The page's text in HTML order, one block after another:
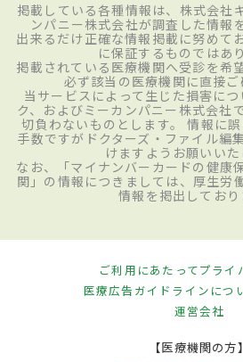
掲載している各種情報は、株式会社
ンパニー株式会社が調査した情報
出来るだけ正確な情報掲載に努めて
に保証するものではあ
掲載されている医療機関へ受診を希
必ず該当の医療機関に直接ご
当サービスによって生じた損害に
ク、およびミーカンパニー株式会社
切負わないものとします。 情報に
手数ですがドクターズ・ファイル編
けますようお願いいた
なお、「マイナンバーカードの健康
関」の情報につきましては、厚生労
情報を掲出しており
ご利用にあたってプライ
医療広告ガイドラインにつ
運営会社
【医療機関の方】